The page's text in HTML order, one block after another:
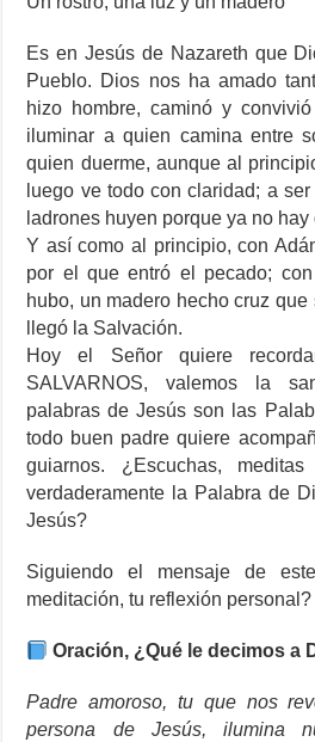
Es en Jesús de Nazareth que
Pueblo. Dios nos ha amado
hizo hombre, caminó y
iluminar a quien camina entre
quien duerme, aunque al
luego ve todo con claridad; a
ladrones huyen porque ya no hay
Y así como al principio, con
por el que entró el pecado;
hubo, un madero hecho cruz
llegó la Salvación.
Hoy el Señor quiere
SALVARNOS, valemos la
palabras de Jesús son las
todo buen padre quiere
guiarnos. ¿Escuchas,
verdaderamente la Palabra de
Jesús?
Siguiendo el mensaje de
meditación, tu reflexión personal?
Oración, ¿Qué le decimos a
Padre amoroso, tu que nos
persona de Jesús, ilumina